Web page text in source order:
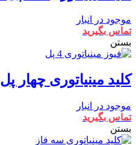
موجود در انبار
تماس بگیرید
بستن
کلید مینیاتوری چهار پل 25 آمپر دنا الکتریک
موجود در انبار
تماس بگیرید
بستن